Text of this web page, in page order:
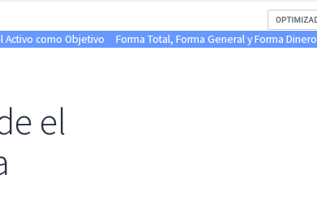
Activo como Objetivo Forma Total, Forma General y Forma Dinero
el